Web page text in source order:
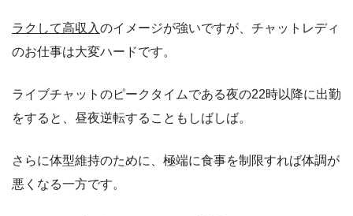
ラクして高収入のイメージが強いですが、チャットレディ
のお仕事は大変ハードです。
ライブチャットのピークタイムである夜の22時以降に出勤
をすると、昼夜逆転することもしばしば。
さらに体型維持のために、極端に食事を制限すれば体調が
悪くなる一方です。